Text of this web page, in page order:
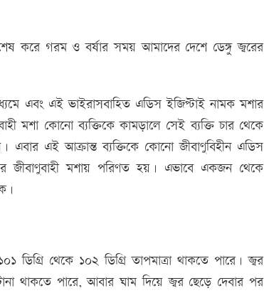
করে গরম ও বর্ষার সময় আমাদের দেশে ডেঙ্গু জ্বরের
এবং এই ভাইরাসবাহিত এডিস ইজিপ্টাই নামক মশার
মশা কোনো ব্যক্তিকে কামড়ালে সেই ব্যক্তি চার থেকে
এবার এই আক্রান্ত ব্যক্তিকে কোনো জীবাণুবিহীন এডিস
জীবাণুবাহী মশায় পরিণত হয়। এভাবে একজন থেকে
ডিগ্রি থেকে ১০২ ডিগ্রি তাপমাত্রা থাকতে পারে। জ্বর
থাকতে পারে, আবার ঘাম দিয়ে জ্বর ছেড়ে দেবার পর